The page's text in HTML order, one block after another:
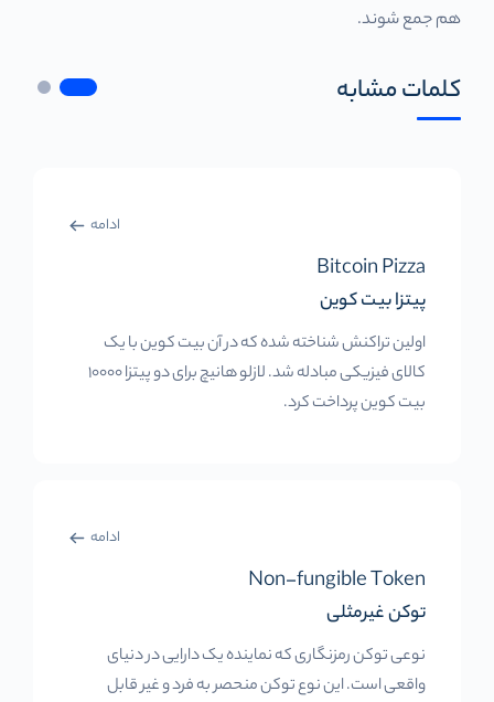
هم جمع شوند.
کلمات مشابه
ادامه
Bitcoin Pizza
پیتزا بیت کوین
اولین تراکنش شناخته شده که در آن بیت کوین با یک
کالای فیزیکی مبادله شد. لازلو هانیچ برای دو پیتزا 10000
بیت کوین پرداخت کرد.
ادامه
Non-fungible Token
توکن غیرمثلی
نوعی توکن رمزنگاری که نماینده یک دارایی در دنیای
واقعی است. این نوع توکن منحصر به فرد و غیر قابل